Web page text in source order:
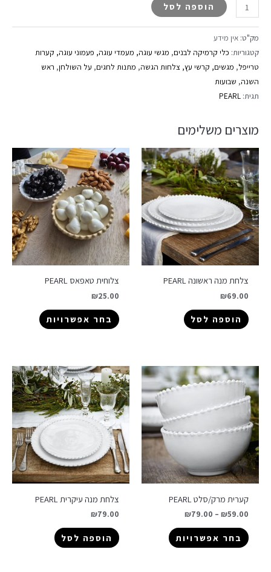
הוספה לסל
מק"ט: אין מידע
קטגוריות: כלי קרמיקה לבנים, מגשי עוגה, מעמדי עוגה, פעמוני עוגה, קערות
טרייפל, מגשים, קרשי עץ, צלחות הגשה, מתנות לחגים, על השולחן, ראש
השנה, שבועות
תגית: PEARL
מוצרים משלימים
צלחת מנה ראשונה PEARL
₪69.00
הוספה לסל
צלוחית טאפאס PEARL
₪25.00
בחר אפשרויות
קערית מרק/סלט PEARL
₪59.00
–
₪79.00
בחר אפשרויות
צלחת מנה עיקרית PEARL
₪79.00
הוספה לסל